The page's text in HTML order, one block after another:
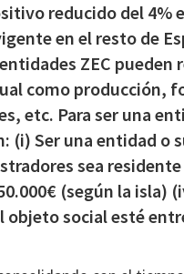
reducido del 4%
en el resto de
ZEC pueden
como producción,
etc. Para ser una
(i) Ser una entidad o
sea
(según la isla)
objeto social esté